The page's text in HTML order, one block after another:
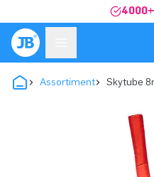
4000+
Assortiment Skytube